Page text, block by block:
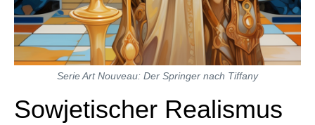
Serie Art Nouveau: Der Springer nach Tiffany
Sowjetischer Realismus